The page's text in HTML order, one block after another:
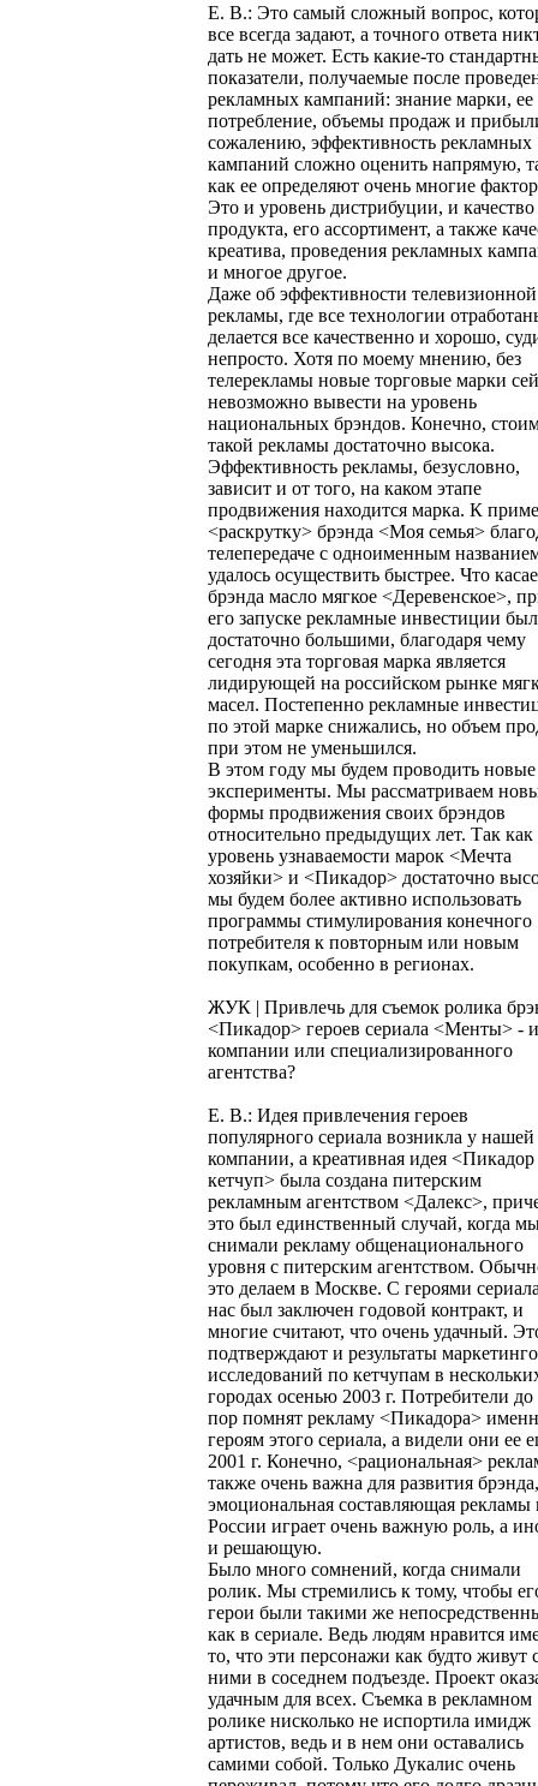
Е. В.: Это самый сложный вопрос,
все всегда задают, а точного ответа
дать не может. Есть какие-то
показатели, получаемые после
рекламных кампаний: знание марки, ее
потребление, объемы продаж и
сожалению, эффективность рекламных
кампаний сложно оценить напрямую,
как ее определяют очень многие
Это и уровень дистрибуции, и качество
продукта, его ассортимент, а также
креатива, проведения рекламных
и многое другое.
Даже об эффективности телевизионной
рекламы, где все технологии
делается все качественно и хорошо,
непросто. Хотя по моему мнению, без
телерекламы новые торговые марки
невозможно вывести на уровень
национальных брэндов. Конечно,
такой рекламы достаточно высока.
Эффективность рекламы, безусловно,
зависит и от того, на каком этапе
продвижения находится марка. К
<раскрутку> брэнда <Моя семья>
телепередаче с одноименным
удалось осуществить быстрее. Что
брэнда масло мягкое <Деревенское>,
его запуске рекламные инвестиции
достаточно большими, благодаря чему
сегодня эта торговая марка является
лидирующей на российском рынке
масел. Постепенно рекламные
по этой марке снижались, но объем
при этом не уменьшился.
В этом году мы будем проводить новые
эксперименты. Мы рассматриваем
формы продвижения своих брэндов
относительно предыдущих лет. Так как
уровень узнаваемости марок <Мечта
хозяйки> и <Пикадор> достаточно
мы будем более активно использовать
программы стимулирования конечного
потребителя к повторным или новым
покупкам, особенно в регионах.
ЖУК | Привлечь для съемок ролика
<Пикадор> героев сериала <Менты> -
компании или специализированного
агентства?
Е. В.: Идея привлечения героев
популярного сериала возникла у нашей
компании, а креативная идея <Пикадор
кетчуп> была создана питерским
рекламным агентством <Далекс>,
это был единственный случай, когда
снимали рекламу общенационального
уровня с питерским агентством.
это делаем в Москве. С героями
нас был заключен годовой контракт, и
многие считают, что очень удачный.
подтверждают и результаты
исследований по кетчупам в
городах осенью 2003 г. Потребители до
пор помнят рекламу <Пикадора>
героям этого сериала, а видели они ее
2001 г. Конечно, <рациональная>
также очень важна для развития
эмоциональная составляющая рекламы
России играет очень важную роль, а
и решающую.
Было много сомнений, когда снимали
ролик. Мы стремились к тому, чтобы
герои были такими же
как в сериале. Ведь людям нравится
то, что эти персонажи как будто живут
ними в соседнем подъезде. Проект
удачным для всех. Съемка в рекламном
ролике нисколько не испортила имидж
артистов, ведь и в нем они оставались
самими собой. Только Дукалис очень